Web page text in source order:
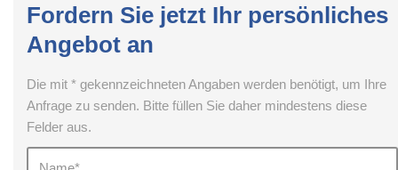
Fordern Sie jetzt Ihr persönliches
Angebot an
Die mit * gekennzeichneten Angaben werden benötigt, um Ihre
Anfrage zu senden. Bitte füllen Sie daher mindestens diese
Felder aus.